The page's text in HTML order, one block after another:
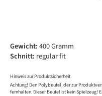
Gewicht:400 Gramm
Schnitt: regular fit
Hinweis zur Produktsicherheit
Achtung! Den Polybeutel, der zur
fernhalten. Dieser Beutel ist kein Spielzeug!